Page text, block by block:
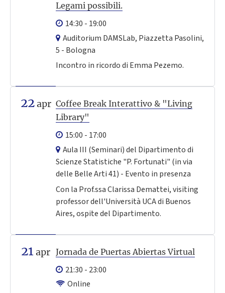
Legami possibili.
14:30 - 19:00
Auditorium DAMSLab, Piazzetta Pasolini,
5 - Bologna
Incontro in ricordo di Emma Pezemo.
22apr Coffee Break Interattivo & "Living
Library"
15:00 - 17:00
Aula III (Seminari) del Dipartimento di
Scienze Statistiche "P. Fortunati" (in via
delle Belle Arti 41) - Evento in presenza
Con la Prof.ssa Clarissa Demattei, visiting
professor dell'Università UCA di Buenos
Aires, ospite del Dipartimento.
21 apr Jornada de Puertas Abiertas Virtual
21:30 - 23:00
Online